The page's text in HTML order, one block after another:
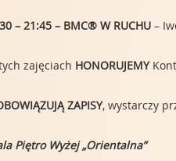
– 21:45 – BMC® W RUCHU –
zajęciach HONORUJEMY
ZAPISY, wystarczy
Piętro Wyżej „Orientalna”